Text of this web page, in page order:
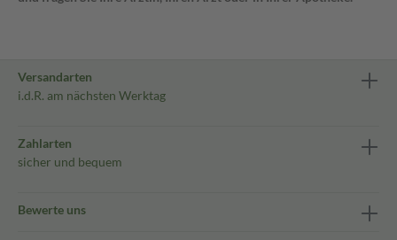
Versandarten
i.d.R. am nächsten Werktag
Zahlarten
sicher und bequem
Bewerte uns